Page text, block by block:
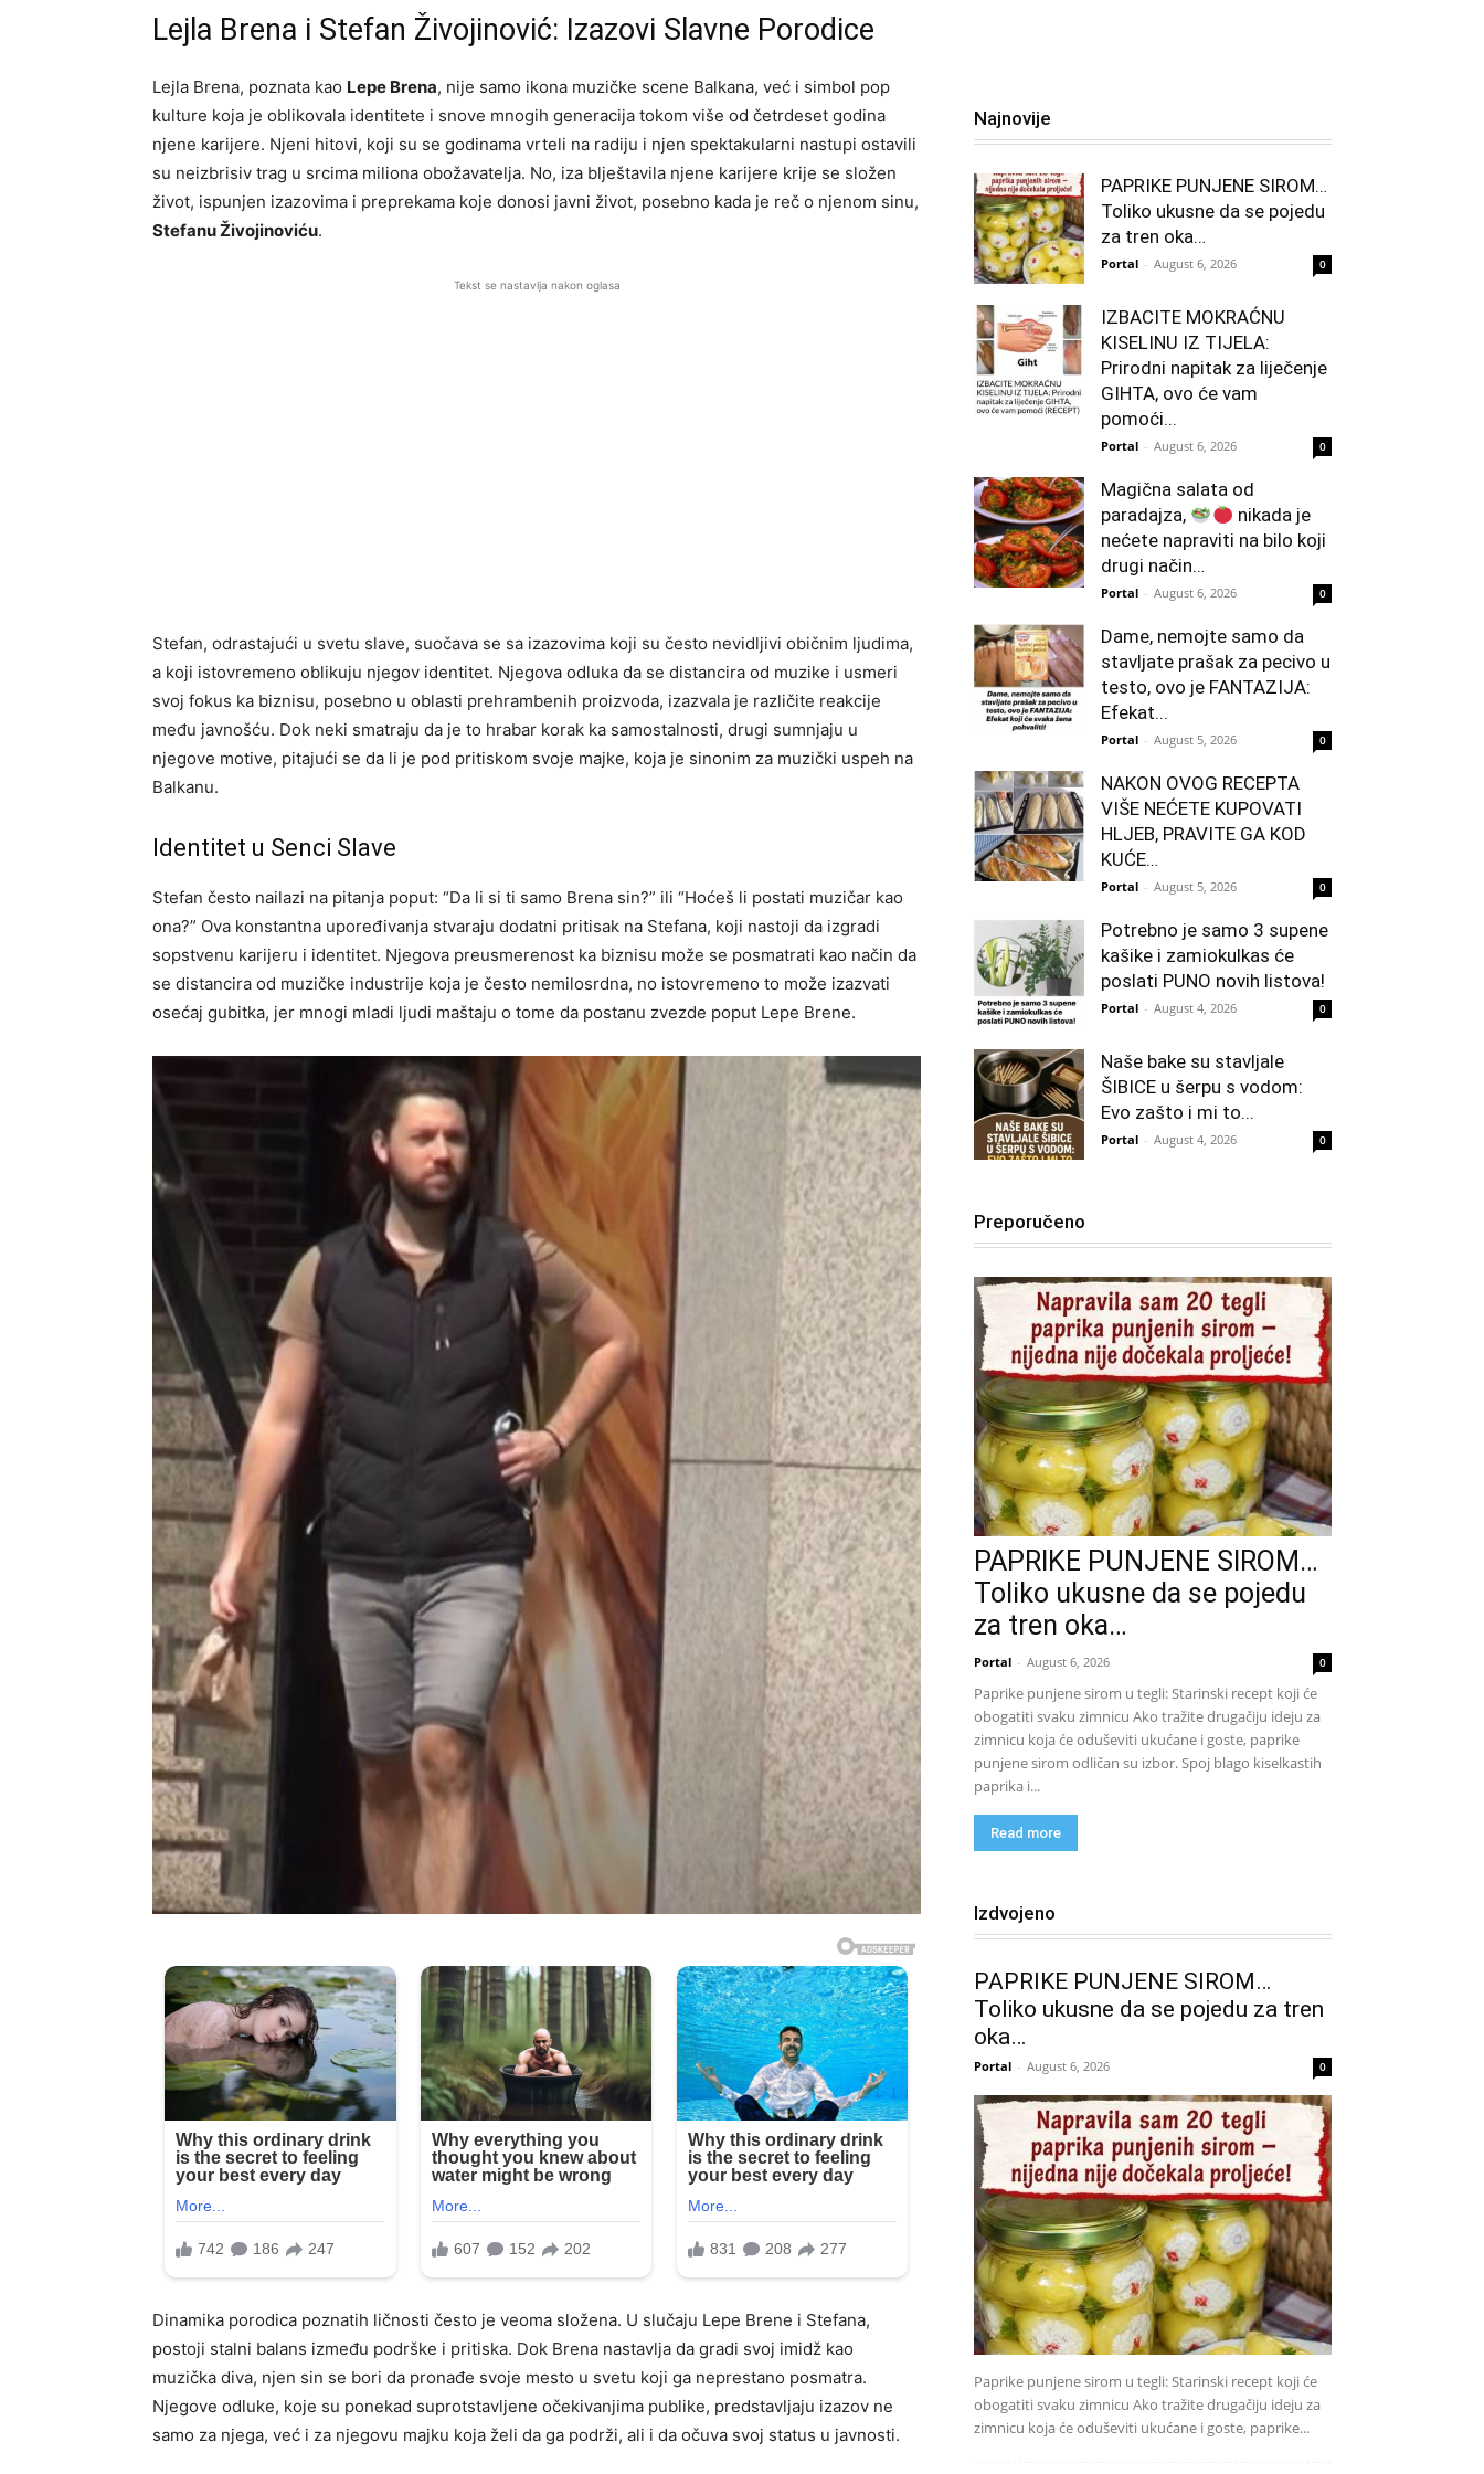
Lejla Brena i Stefan Živojinović: Izazovi Slavne Porodice
Lejla Brena, poznata kao Lepe Brena, nije samo ikona muzičke scene Balkana, već i simbol pop
kulture koja je oblikovala identitete i snove mnogih generacija tokom više od četrdeset godina
njene karijere. Njeni hitovi, koji su se godinama vrteli na radiju i njen spektakularni nastupi ostavili
su neizbrisiv trag u srcima miliona obožavatelja. No, iza blještavila njene karijere krije se složen
život, ispunjen izazovima i preprekama koje donosi javni život, posebno kada je reč o njenom sinu,
Stefanu Živojinoviću.
Tekst se nastavlja nakon oglasa
Stefan, odrastajući u svetu slave, suočava se sa izazovima koji su često nevidljivi običnim ljudima,
a koji istovremeno oblikuju njegov identitet. Njegova odluka da se distancira od muzike i usmeri
svoj fokus ka biznisu, posebno u oblasti prehrambenih proizvoda, izazvala je različite reakcije
među javnošću. Dok neki smatraju da je to hrabar korak ka samostalnosti, drugi sumnjaju u
njegove motive, pitajući se da li je pod pritiskom svoje majke, koja je sinonim za muzički uspeh na
Balkanu.
Identitet u Senci Slave
Stefan često nailazi na pitanja poput: “Da li si ti samo Brena sin?” ili “Hoćeš li postati muzičar kao
ona?” Ova konstantna upoređivanja stvaraju dodatni pritisak na Stefana, koji nastoji da izgradi
sopstvenu karijeru i identitet. Njegova preusmerenost ka biznisu može se posmatrati kao način da
se distancira od muzičke industrije koja je često nemilosrdna, no istovremeno to može izazvati
osećaj gubitka, jer mnogi mladi ljudi maštaju o tome da postanu zvezde poput Lepe Brene.
Dinamika porodica poznatih ličnosti često je veoma složena. U slučaju Lepe Brene i Stefana,
postoji stalni balans između podrške i pritiska. Dok Brena nastavlja da gradi svoj imidž kao
muzička diva, njen sin se bori da pronađe svoje mesto u svetu koji ga neprestano posmatra.
Njegove odluke, koje su ponekad suprotstavljene očekivanjima publike, predstavljaju izazov ne
samo za njega, već i za njegovu majku koja želi da ga podrži, ali i da očuva svoj status u javnosti.
Najnovije
PAPRIKE PUNJENE SIROM…
Toliko ukusne da se pojedu
za tren oka…
Portal - August 6, 2026 0
IZBACITE MOKRAĆNU
KISELINU IZ TIJELA:
Prirodni napitak za liječenje
GIHTA, ovo će vam
pomoći...
Portal - August 6, 2026 0
Magična salata od
paradajza,
nikada je
nećete napraviti na bilo koji
drugi način…
Portal - August 6, 2026 0
Dame, nemojte samo da
stavljate prašak za pecivo u
testo, ovo je FANTAZIJA:
Efekat...
Portal - August 5, 2026 0
NAKON OVOG RECEPTA
VIŠE NEĆETE KUPOVATI
HLJEB, PRAVITE GA KOD
KUĆE…
Portal - August 5, 2026 0
Potrebno je samo 3 supene
kašike i zamiokulkas će
poslati PUNO novih listova!
Portal - August 4, 2026 0
Naše bake su stavljale
ŠIBICE u šerpu s vodom:
Evo zašto i mi to...
Portal - August 4, 2026 0
Preporučeno
PAPRIKE PUNJENE SIROM…
Toliko ukusne da se pojedu
za tren oka…
Portal - August 6, 2026 0
Paprike punjene sirom u tegli: Starinski recept koji će
obogatiti svaku zimnicu Ako tražite drugačiju ideju za
zimnicu koja će oduševiti ukućane i goste, paprike
punjene sirom odličan su izbor. Spoj blago kiselkastih
paprika i...
Read more
Izdvojeno
PAPRIKE PUNJENE SIROM…
Toliko ukusne da se pojedu za tren
oka…
Portal - August 6, 2026 0
Paprike punjene sirom u tegli: Starinski recept koji će
obogatiti svaku zimnicu Ako tražite drugačiju ideju za
zimnicu koja će oduševiti ukućane i goste, paprike...